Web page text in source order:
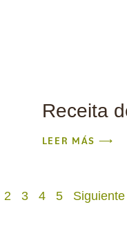
Receita
LEER MÁS ⟶
2 3 4 5